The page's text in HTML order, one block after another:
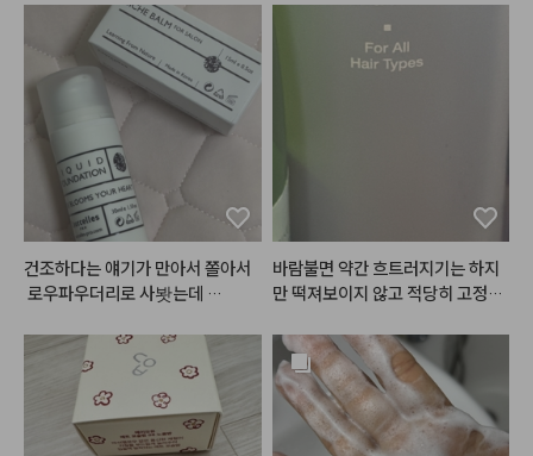
는 3번이 가장 잘 쓰일 것 같아서 하
나 더 구매했습니다. 포인트도 쓸겸
해서요ㅎㅎ 쉽게 설명하면 1번은 각
질을 없애주고 2번은 수분을 채워
주고 3번은 영양을 넣어줘요. 3번
은 밤에 바르면 아침까지도 쫀득하
게 입술에 남아있고 각질도 적당히
잘 불려주는 편입니다. 아침에 바
르면 그 어떤 글로우립보다 반짝거
리기는 하지만.. 좀만 많이 발랐다
싶으면 흘러내리고.. 제형이 안 맞
으면 아래 발라둔 립베이스부터 립
ㅋㅋ.. 게다가 심플리웍스가 늘 아
쉬운 점은 가격이.. ㅎㅎㅜㅜ 가격
이 비싸요.. 할인 좀 팍팍 부탁드릴
게요ㅠㅠ
건조하다는 얘기가 만아서 쫄아서
로우파우더리로 사봣는데
다는 괜찬앗아요..!!
확실히 단독으로 바르고 파우더처
리하고 이러면 조금 가뭄이 올거같
긴한데 어차피 커버력이 업는 쪽이
라 다른거 섞발하고 기초 빡 먹여주
바람불면 약간 흐트러지기는 하지
만 떡져보이지 않고 적당히 고정되